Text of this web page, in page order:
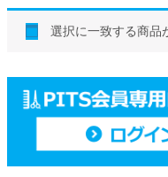
選択に一致する商品